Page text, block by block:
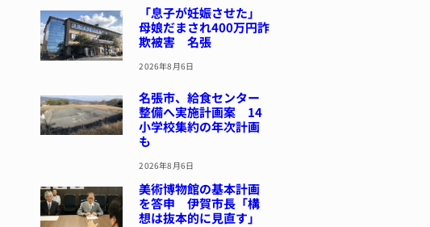
「息子が妊娠させた」
母娘だまされ400万円詐
欺被害 名張
2026年8月6日
名張市、給食センター
整備へ実施計画案 14
小学校集約の年次計画
も
2026年8月6日
美術博物館の基本計画
を答申 伊賀市長「構
想は抜本的に見直す」